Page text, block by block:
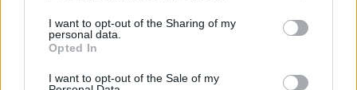
I want to opt-out of the Sharing of my
personal data.
Opted In
I want to opt-out of the Sale of my
Prisijungti komentatoriams